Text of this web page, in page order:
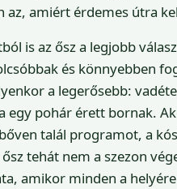
az, amiért érdemes útra
is az ősz a legjobb
és könnyebben
a legerősebb:
egy pohár érett bornak.
talál programot, a
tehát nem a szezon
amikor minden a